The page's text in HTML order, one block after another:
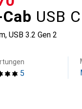
USB
USB 3.2 Gen 2
5